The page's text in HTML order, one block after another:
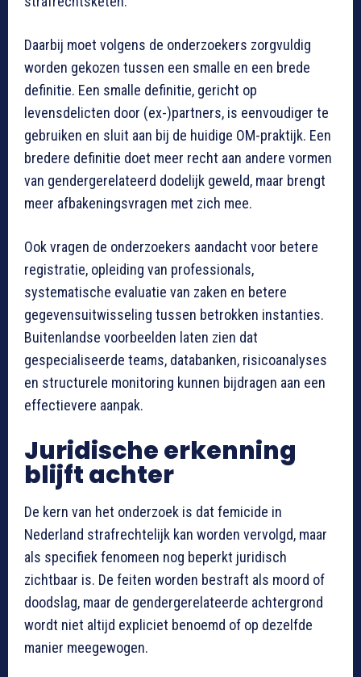
Daarbij moet volgens de onderzoekers zorgvuldig
worden gekozen tussen een smalle en een brede
definitie. Een smalle definitie, gericht op
levensdelicten door (ex-)partners, is eenvoudiger te
gebruiken en sluit aan bij de huidige OM-praktijk. Een
bredere definitie doet meer recht aan andere vormen
van gendergerelateerd dodelijk geweld, maar brengt
meer afbakeningsvragen met zich mee.
Ook vragen de onderzoekers aandacht voor betere
registratie, opleiding van professionals,
systematische evaluatie van zaken en betere
gegevensuitwisseling tussen betrokken instanties.
Buitenlandse voorbeelden laten zien dat
gespecialiseerde teams, databanken, risicoanalyses
en structurele monitoring kunnen bijdragen aan een
effectievere aanpak.
Juridische erkenning
blijft achter
De kern van het onderzoek is dat femicide in
Nederland strafrechtelijk kan worden vervolgd, maar
als specifiek fenomeen nog beperkt juridisch
zichtbaar is. De feiten worden bestraft als moord of
doodslag, maar de gendergerelateerde achtergrond
wordt niet altijd expliciet benoemd of op dezelfde
manier meegewogen.